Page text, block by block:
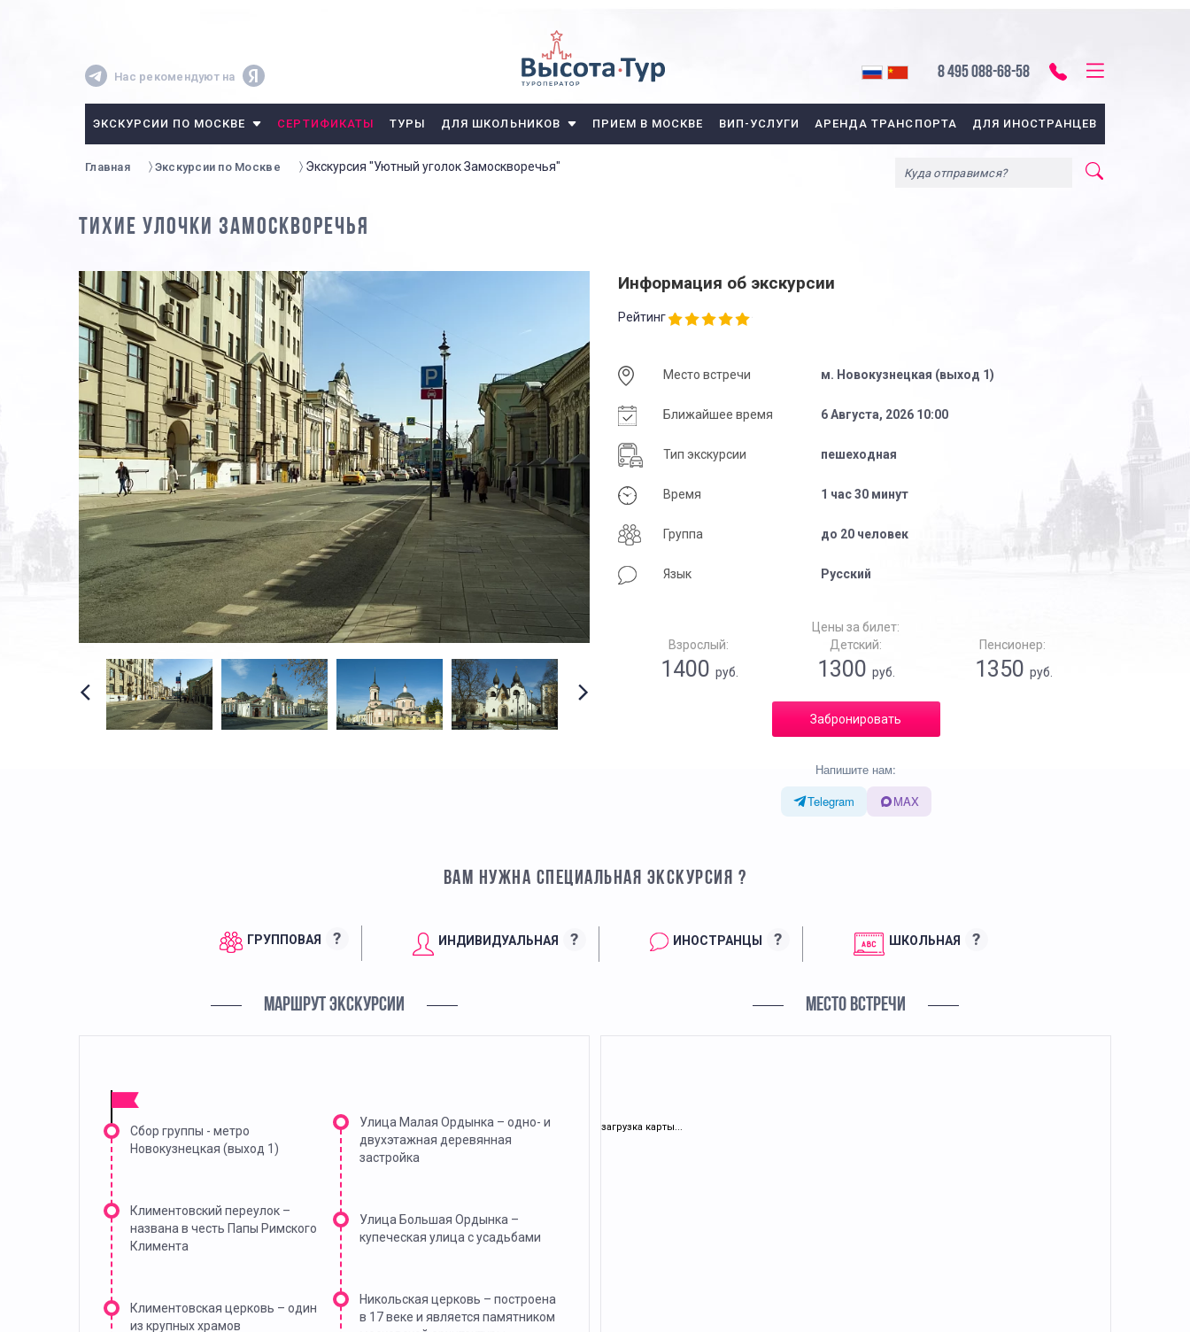
Нас рекомендуют на 8 495 088-68-58
ЭКСКУРСИИ ПО МОСКВЕ СЕРТИФИКАТЫ ТУРЫ ДЛЯ ШКОЛЬНИКОВ ПРИЕМ В МОСКВЕ ВИП-УСЛУГИ АРЕНДА ТРАНСПОРТА ДЛЯ ИНОСТРАНЦЕВ
Главная Экскурсии по Москве Экскурсия "Уютный уголок Замоскворечья"
ТИХИЕ УЛОЧКИ ЗАМОСКВОРЕЧЬЯ
Информация об экскурсии
Рейтинг
Место встречи м. Новокузнецкая (выход 1)
Ближайшее время 6 Августа, 2026 10:00
Тип экскурсии пешеходная
Время 1 час 30 минут
Группа до 20 человек
Язык Русский
Цены за билет:
Взрослый:
1400руб.
Детский:
1300руб.
Пенсионер:
1350 руб.
Забронировать
Напишите нам:
Telegram
MAX
ВАМ НУЖНА СПЕЦИАЛЬНАЯ ЭКСКУРСИЯ ?
ГРУППОВАЯ ? ИНДИВИДУАЛЬНАЯ ? ИНОСТРАНЦЫ ? ШКОЛЬНАЯ ?
МАРШРУТ ЭКСКУРСИИ
Сбор группы - метро
Новокузнецкая (выход 1)
Климентовский переулок –
названа в честь Папы Римского
Климента
Климентовская церковь – один
из крупных храмов
Улица Малая Ордынка – одно- и
двухэтажная деревянная
застройка
Улица Большая Ордынка –
купеческая улица с усадьбами
Никольская церковь – построена
в 17 веке и является памятником
МЕСТО ВСТРЕЧИ
загрузка карты...